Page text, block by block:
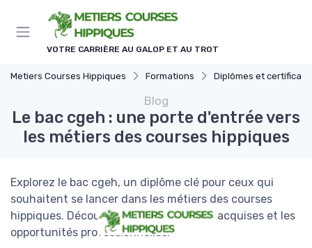
VOTRE CARRIÈRE AU GALOP ET AU TROT
Metiers Courses Hippiques Formations Diplômes et
Blog
Le bac cgeh : une porte d'entrée vers
les métiers des courses hippiques
Explorez le bac cgeh, un diplôme clé pour ceux qui
souhaitent se lancer dans les métiers des courses
hippiques. Découvrez les compétences acquises et les
opportunités professionnelles.
Panneau de gestion des cookies